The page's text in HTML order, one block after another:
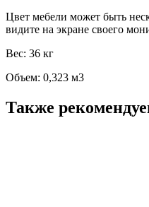
Цвет мебели может быть
видите на экране своего
Вес: 36 кг
Объем: 0,323 м3
Также